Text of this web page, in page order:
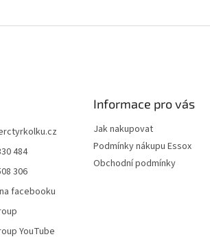
484
306
facebooku
YouTube
Informace pro vás
Jak nakupovat
Podmínky nákupu Essox
Obchodní podmínky